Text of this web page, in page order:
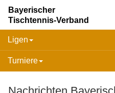
Bayerischer
Tischtennis-Verband
Ligen
Turniere